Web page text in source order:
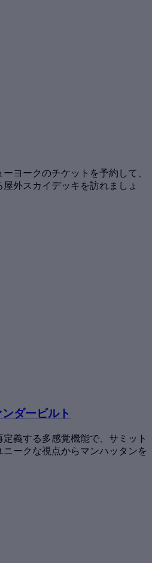
ヨークのチケットを予約して、
外スカイデッキを訪れましょ
ダービルト
義する多感覚機能で、サミット
ークな視点からマンハッタンを